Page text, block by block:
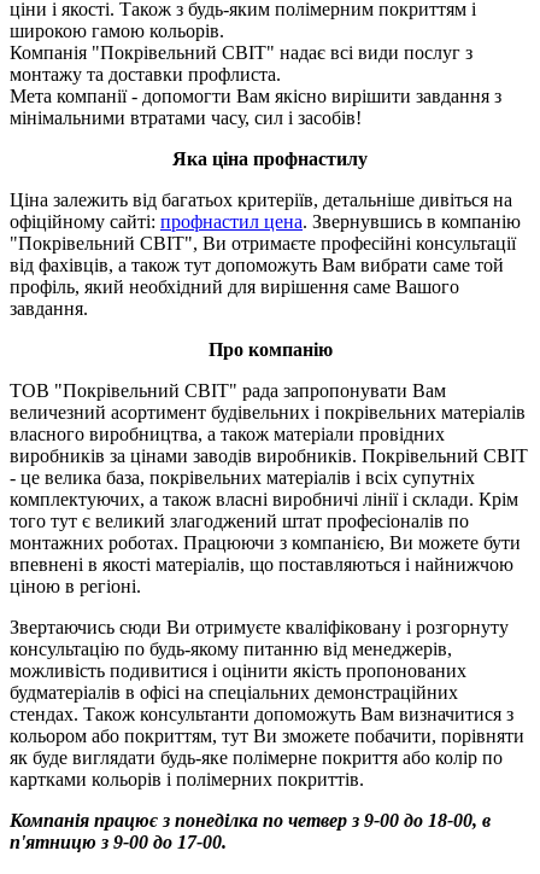
ціни і якості. Також з будь-яким полімерним покриттям і
широкою гамою кольорів.
Компанія "Покрівельний СВІТ" надає всі види послуг з
монтажу та доставки профлиста.
Мета компанії - допомогти Вам якісно вирішити завдання з
мінімальними втратами часу, сил і засобів!
Яка ціна профнастилу
Ціна залежить від багатьох критеріїв, детальніше дивіться на
офіційному сайті: профнастил цена. Звернувшись в компанію
"Покрівельний СВІТ", Ви отримаєте професійні консультації
від фахівців, а також тут допоможуть Вам вибрати саме той
профіль, який необхідний для вирішення саме Вашого
завдання.
Про компанію
ТОВ "Покрівельний СВІТ" рада запропонувати Вам
величезний асортимент будівельних і покрівельних матеріалів
власного виробництва, а також матеріали провідних
виробників за цінами заводів виробників. Покрівельний СВІТ
- це велика база, покрівельних матеріалів і всіх супутніх
комплектуючих, а також власні виробничі лінії і склади. Крім
того тут є великий злагоджений штат професіоналів по
монтажних роботах. Працюючи з компанією, Ви можете бути
впевнені в якості матеріалів, що поставляються і найнижчою
ціною в регіоні.
Звертаючись сюди Ви отримуєте кваліфіковану і розгорнуту
консультацію по будь-якому питанню від менеджерів,
можливість подивитися і оцінити якість пропонованих
будматеріалів в офісі на спеціальних демонстраційних
стендах. Також консультанти допоможуть Вам визначитися з
кольором або покриттям, тут Ви зможете побачити, порівняти
як буде виглядати будь-яке полімерне покриття або колір по
картками кольорів і полімерних покриттів.
Компанія працює з понеділка по четвер з 9-00 до 18-00, в
п'ятницю з 9-00 до 17-00.